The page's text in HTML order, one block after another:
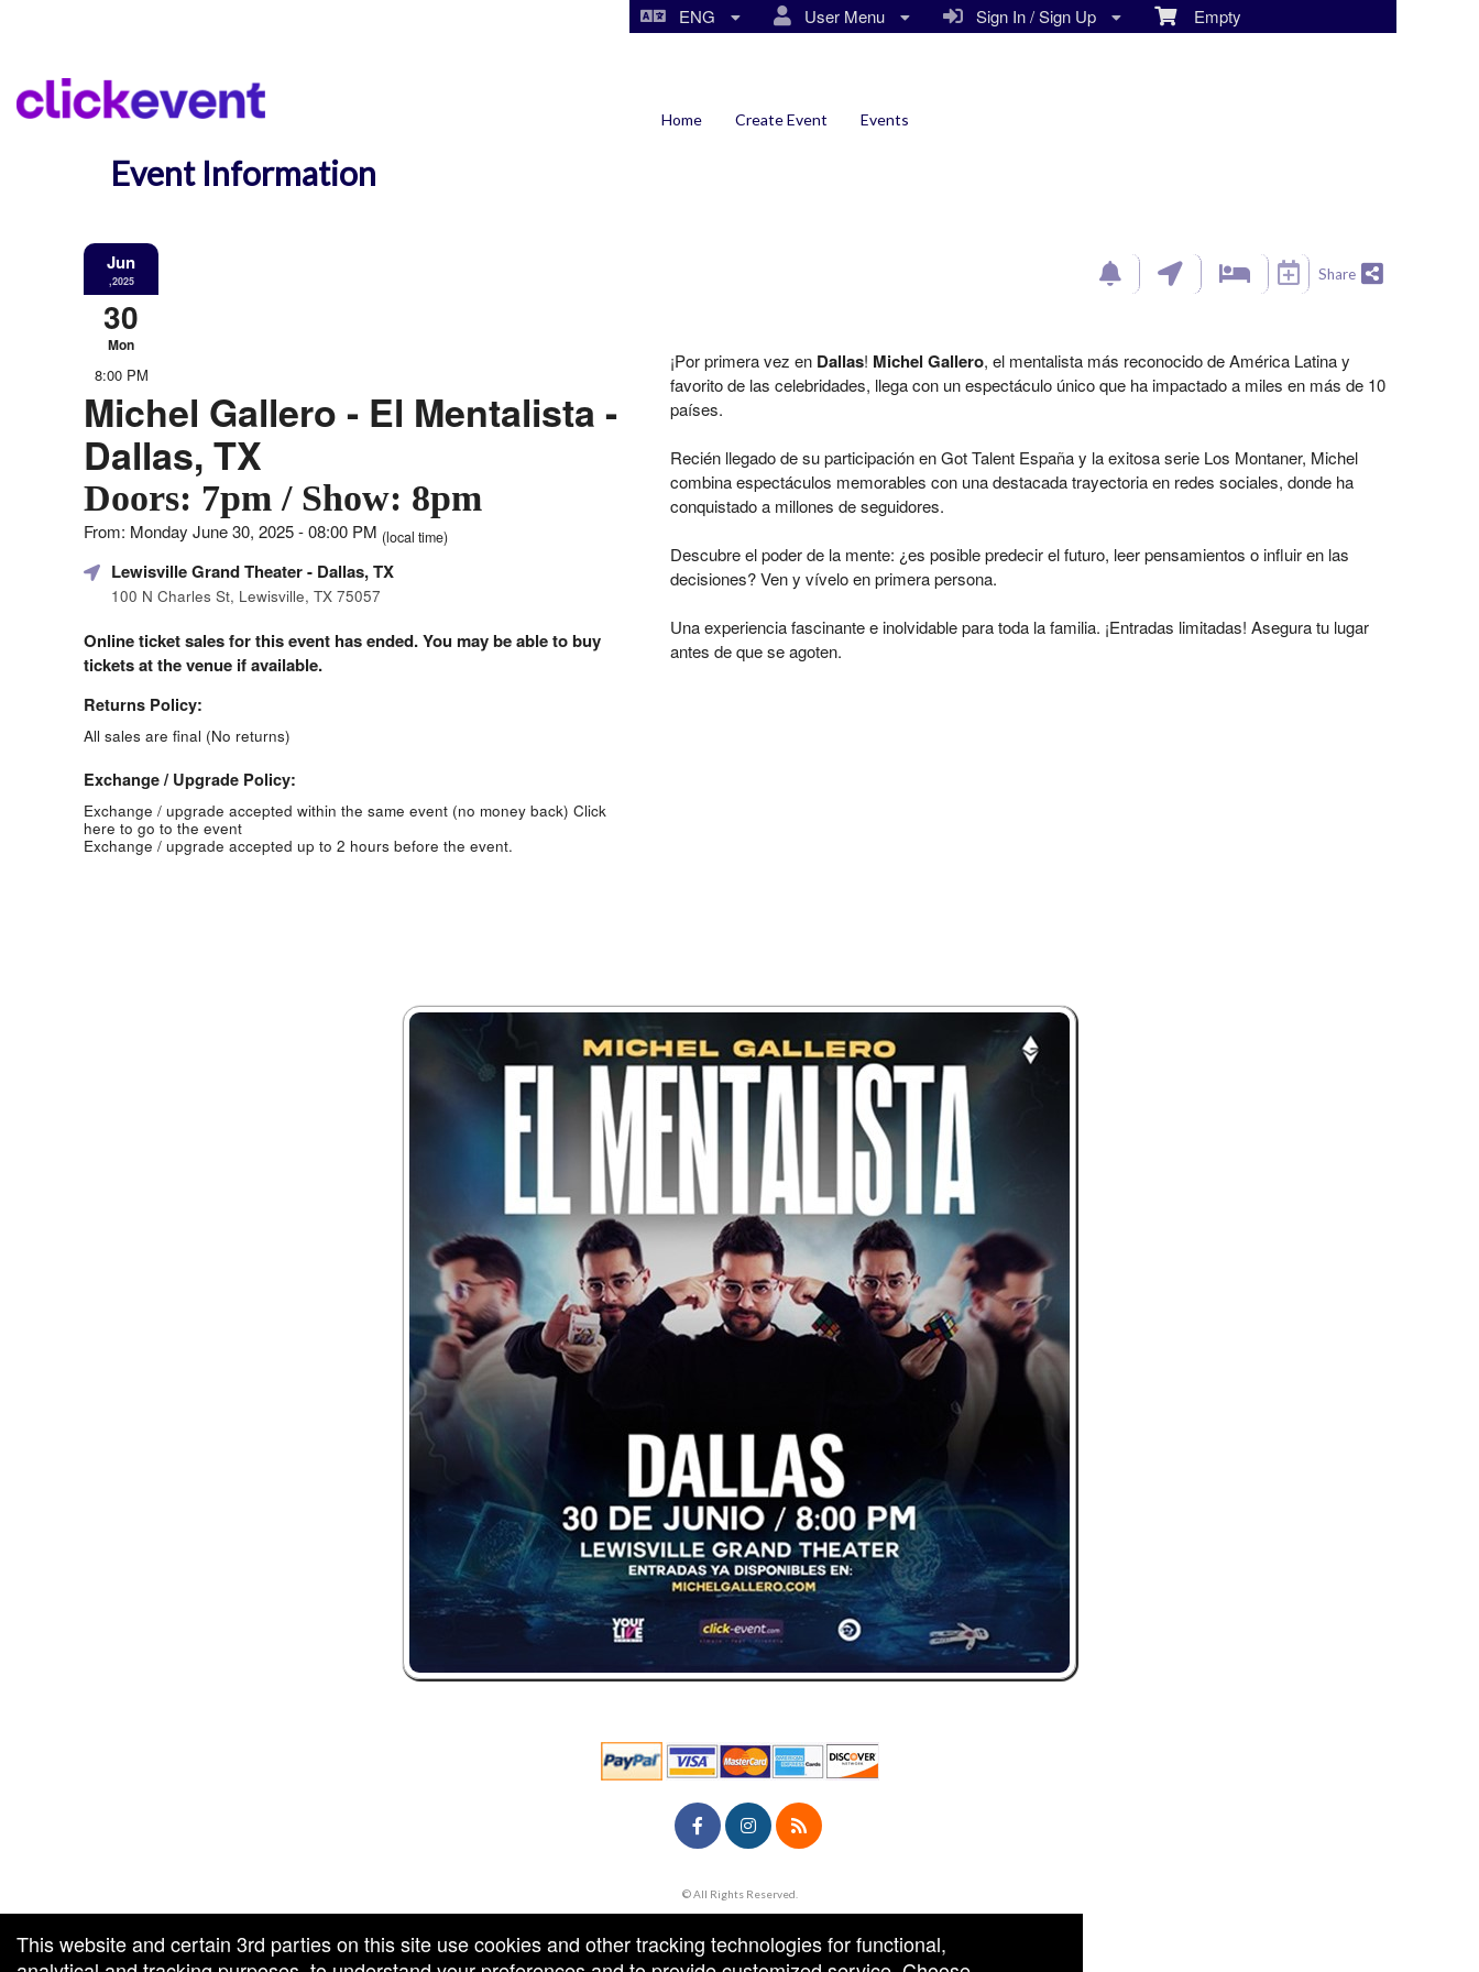
Empty
Sign In / Sign Up
User Menu
ENG
Home Create Event Events
Event Information
Jun
,2025
30
Mon
8:00 PM
Michel Gallero - El Mentalista -
Dallas, TX
Doors: 7pm / Show: 8pm
From: Monday June 30, 2025 - 08:00 PM (local time)
Lewisville Grand Theater- Dallas, TX
100 N Charles St, Lewisville, TX 75057
Online ticket sales for this event has ended. You may be able to buy
tickets at the venue if available.
Returns Policy:
All sales are final (No returns)
Exchange / Upgrade Policy:
Exchange / upgrade accepted within the same event (no money back) Click
here to go to the event
Exchange / upgrade accepted up to 2 hours before the event.
Share
¡Por primera vez en Dallas! Michel Gallero, el mentalista más reconocido de América Latina y
favorito de las celebridades, llega con un espectáculo único que ha impactado a miles en más de 10
países.
Recién llegado de su participación en Got Talent España y la exitosa serie Los Montaner, Michel
combina espectáculos memorables con una destacada trayectoria en redes sociales, donde ha
conquistado a millones de seguidores.
Descubre el poder de la mente: ¿es posible predecir el futuro, leer pensamientos o influir en las
decisiones? Ven y vívelo en primera persona.
Una experiencia fascinante e inolvidable para toda la familia. ¡Entradas limitadas! Asegura tu lugar
antes de que se agoten.
© All Rights Reserved.
This website and certain 3rd parties on this site use cookies and other tracking technologies for functional,